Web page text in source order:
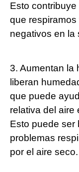
Esto
que
negativos en la
3. Aumentan la
liberan
que puede
relativa del aire
Esto puede ser
problemas
por el aire seco.